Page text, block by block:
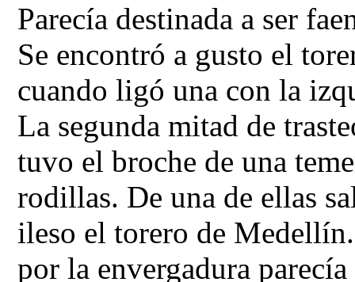
Parecía destinada a ser
Se encontró a gusto el
cuando ligó una con la
La segunda mitad de
tuvo el broche de una
rodillas. De una de ellas
ileso el torero de
por la envergadura